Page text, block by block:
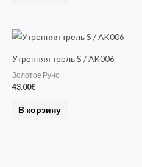
Утренняя трель S / AK006
Золотое Руно
43.00€
В корзину